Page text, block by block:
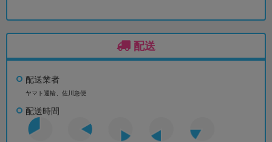
配送
配送業者
ヤマト運輸、佐川急便
配送時間